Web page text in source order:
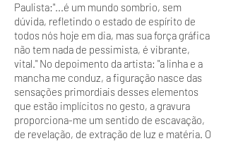
Paulista:"...é um mundo sombrio, sem
dúvida, refletindo o estado de espírito de
todos nós hoje em dia, mas sua força gráfica
não tem nada de pessimista, é vibrante,
vital." No depoimento da artista: "a linha e a
mancha me conduz, a figuração nasce das
sensações primordiais desses elementos
que estão implícitos no gesto, a gravura
proporciona-me um sentido de escavação,
de revelação, de extração de luz e matéria. O